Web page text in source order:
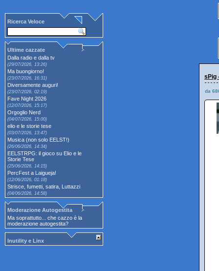
Ricerca Veloce
Ultime cazzate
Dalla radio e dalla tv
(29/07/2026, 13:26)
Ma buongiorno!
(23/07/2026, 16:31)
Diversamente auguri!
(23/07/2026, 02:19)
Fave Night 2026
(12/07/2026, 15:17)
Orgoglio Nerd
(04/07/2026, 15:00)
elio e le storie tese
(03/07/2026, 13:47)
Musica (non solo EELST!)
(26/06/2026, 14:34)
EELSTRPG: il gioco su Elio e le
Storie Tese
(25/06/2026, 14:15)
PercFest a Laigueja!
(12/06/2026, 01:18)
Strisce, fumetti, satira, Luttazzi
(04/06/2026, 14:58)
Moderazione Autogestita
Ma soprattutto... che cazzo è la
moderazione autogestita?
Inutility e Linx
sPig
da